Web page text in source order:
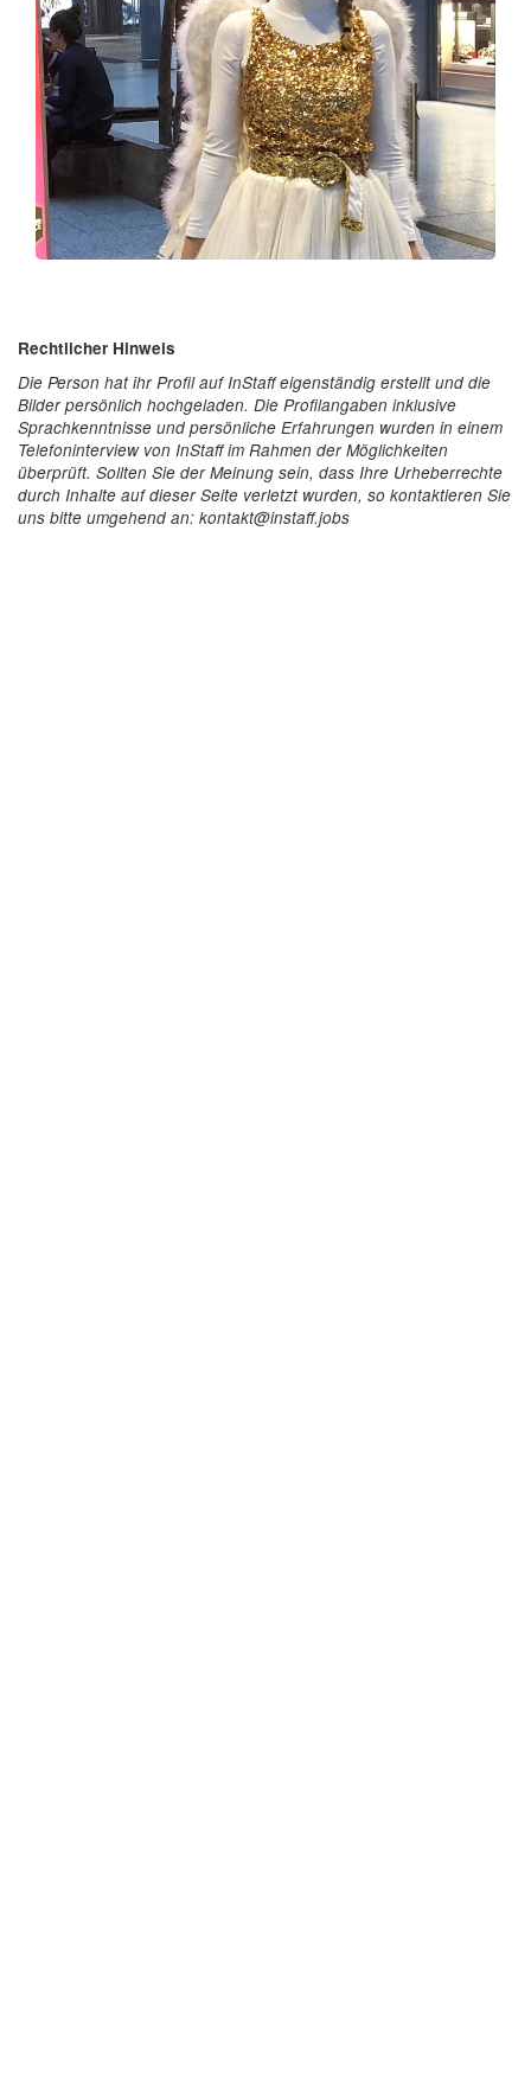
Rechtlicher Hinweis
Die Person hat ihr Profil auf InStaff eigenständig erstellt und die
Bilder persönlich hochgeladen. Die Profilangaben inklusive
Sprachkenntnisse und persönliche Erfahrungen wurden in einem
Telefoninterview von InStaff im Rahmen der Möglichkeiten
überprüft. Sollten Sie der Meinung sein, dass Ihre Urheberrechte
durch Inhalte auf dieser Seite verletzt wurden, so kontaktieren Sie
uns bitte umgehend an: kontakt@instaff.jobs